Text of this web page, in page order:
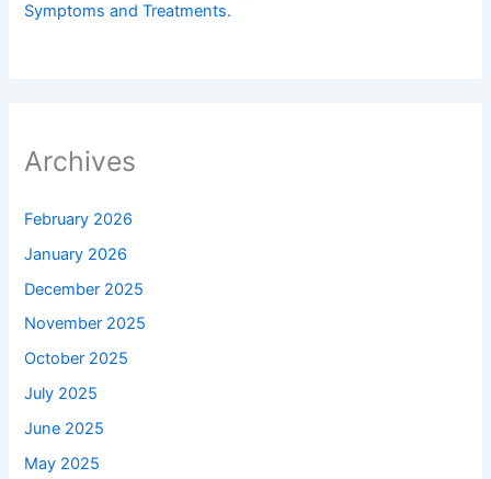
Symptoms and Treatments.
Archives
February 2026
January 2026
December 2025
November 2025
October 2025
July 2025
June 2025
May 2025